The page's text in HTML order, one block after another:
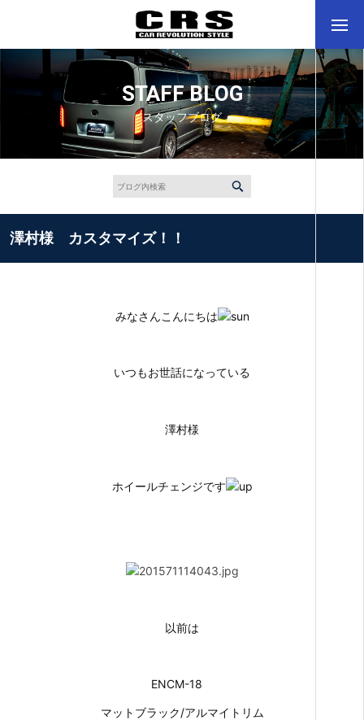
STAFF BLOG
スタッフブログ
澤村様 カスタマイズ！！
みなさんこんにちは
いつもお世話になっている
澤村様
ホイールチェンジです
以前は
ENCM-18
マットブラック/アルマイトリム